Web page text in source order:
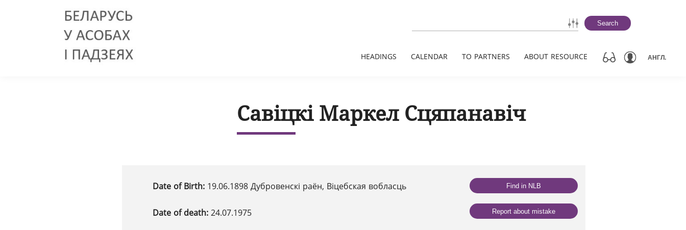
Search
HEADINGS CALENDAR TO PARTNERS ABOUT RESOURCE АНГЛ.
Савіцкі Маркел Сцяпанавіч
Date of Birth: 19.06.1898 Дубровенскі раён, Віцебская вобласць
Date of death: 24.07.1975
Find in NLB
Report about mistake